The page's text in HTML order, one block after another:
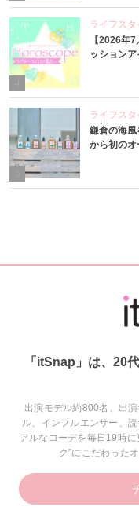
4
ライフスタ
【2026年
ッション
ライフスタ
鎌倉の海
から初のオ
「itSnap」は、20
出演モデル約800名、出
ル、インフルエンサー、
アルなコーデを毎日19時
ク”にこだわった